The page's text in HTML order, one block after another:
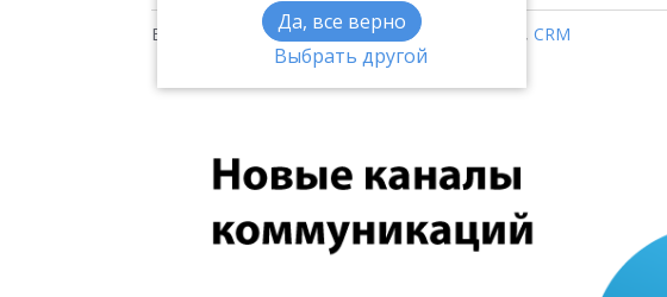
Да, все верно
Выбрать другой
Видео на тему:1С:Управление нашей фирмой , CRM